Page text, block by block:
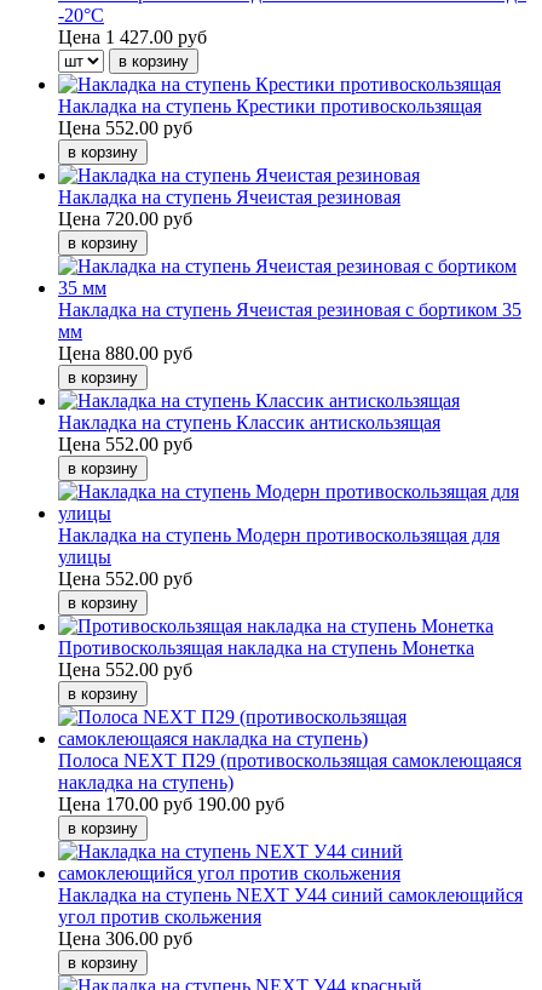
-20°С
Цена 1 427.00 руб
Накладка на ступень Крестики противоскользящая
Цена 552.00 руб
Накладка на ступень Ячеистая резиновая
Цена 720.00 руб
Накладка на ступень Ячеистая резиновая с бортиком 35
мм
Цена 880.00 руб
Накладка на ступень Классик антискользящая
Цена 552.00 руб
Накладка на ступень Модерн противоскользящая для
улицы
Цена 552.00 руб
Противоскользящая накладка на ступень Монетка
Цена 552.00 руб
Полоса NEXT П29 (противоскользящая самоклеющаяся
накладка на ступень)
Цена 170.00 руб 190.00 руб
Накладка на ступень NEXT У44 синий самоклеющийся
угол против скольжения
Цена 306.00 руб